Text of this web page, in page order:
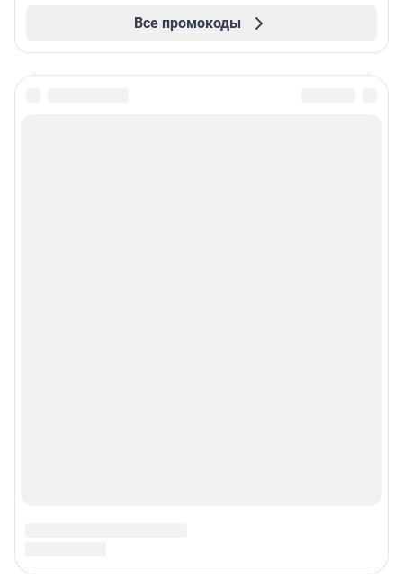
Все промокоды